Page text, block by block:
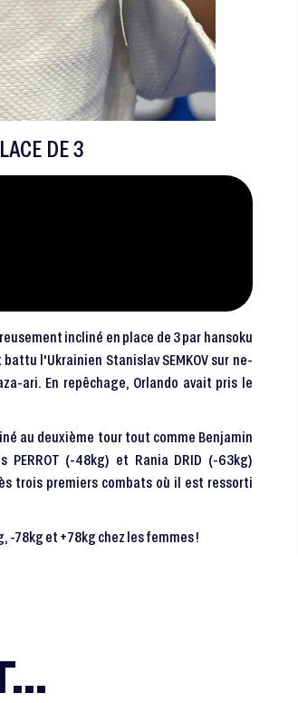
DE 3
incliné en place de 3 par hansoku
l'Ukrainien Stanislav SEMKOV sur ne-
ari. En repêchage, Orlando avait pris le
au deuxième tour tout comme Benjamin
PERROT (-48kg) et Rania DRID (-63kg)
trois premiers combats où il est ressorti
-78kg et +78kg chez les femmes !